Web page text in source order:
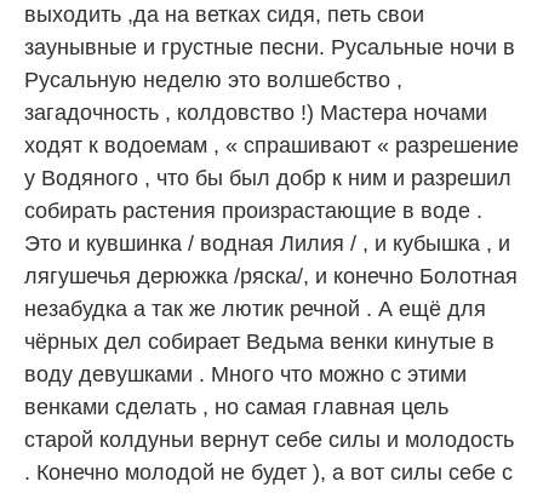
выходить ,да на ветках сидя, петь свои
заунывные и грустные песни. Русальные ночи в
Русальную неделю это волшебство ,
загадочность , колдовство !) Мастера ночами
ходят к водоемам , « спрашивают « разрешение
у Водяного , что бы был добр к ним и разрешил
собирать растения произрастающие в воде .
Это и кувшинка / водная Лилия / , и кубышка , и
лягушечья дерюжка /ряска/, и конечно Болотная
незабудка а так же лютик речной . А ещё для
чёрных дел собирает Ведьма венки кинутые в
воду девушками . Много что можно с этими
венками сделать , но самая главная цель
старой колдуньи вернут себе силы и молодость
. Конечно молодой не будет ), а вот силы себе с